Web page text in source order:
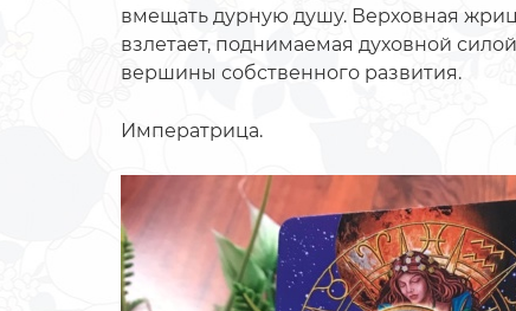
вмещать дурную душу. Верховная
взлетает, поднимаемая духовной
вершины собственного развития.
Императрица.